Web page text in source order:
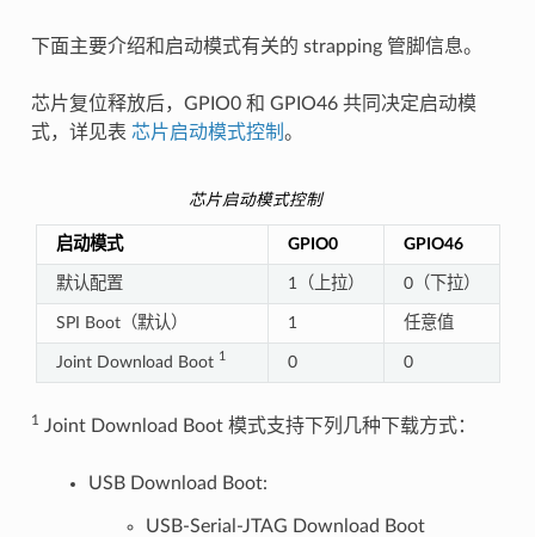
下面主要介绍和启动模式有关的 strapping 管脚信息。
芯片复位释放后，GPIO0 和 GPIO46 共同决定启动模
式，详见表 芯片启动模式控制 。
芯片启动模式控制
启动模式 GPIO0 GPIO46
默认配置 1（上拉） 0（下拉）
SPI Boot（默认） 1 任意值
Joint Download Boot 1 0 0
1 Joint Download Boot 模式支持下列几种下载方式：
USB Download Boot:
USB-Serial-JTAG Download Boot